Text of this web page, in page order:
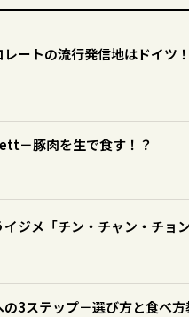
レートの流行発信地はドイツ
－豚肉を生で食す！？
イジメ「チン・チャン・チョ
の3ステップ－選び方と食べ